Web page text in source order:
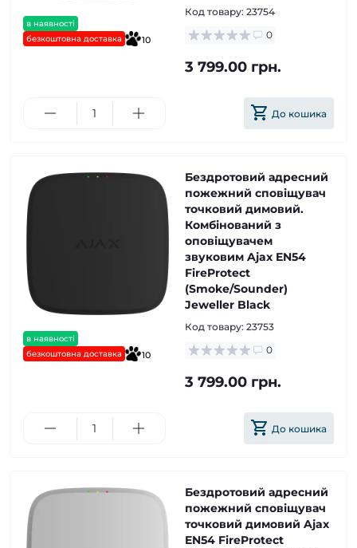
в наявності
безкоштовна доставка
10
Код товару: 23754
0
3 799.00 грн.
До кошика
в наявності
безкоштовна доставка
10
Бездротовий адресний
пожежний сповіщувач
точковий димовий.
Комбінований з
оповіщувачем
звуковим Ajax EN54
FireProtect
(Smoke/Sounder)
Jeweller Black
Код товару: 23753
0
3 799.00 грн.
До кошика
Бездротовий адресний
пожежний сповіщувач
точковий димовий Ajax
EN54 FireProtect